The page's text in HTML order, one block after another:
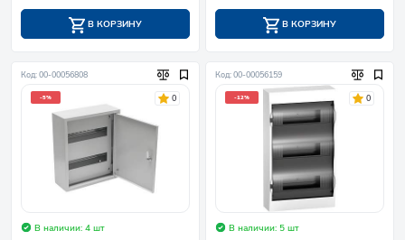
В КОРЗИНУ В КОРЗИНУ
Код: 00-00056808
-5% 0
В наличии: 4 шт
Код: 00-00056159
-12% 0
В наличии: 5 шт